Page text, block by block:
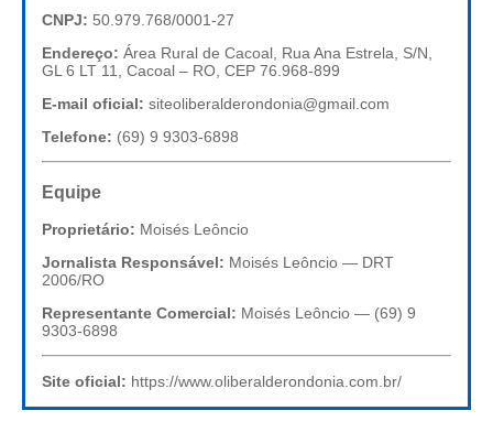
CNPJ: 50.979.768/0001-27
Endereço: Área Rural de Cacoal, Rua Ana Estrela, S/N,
GL 6 LT 11, Cacoal – RO, CEP 76.968-899
E-mail oficial: siteoliberalderondonia@gmail.com
Telefone: (69) 9 9303-6898
Equipe
Proprietário: Moisés Leôncio
Jornalista Responsável: Moisés Leôncio — DRT
2006/RO
Representante Comercial: Moisés Leôncio — (69) 9
9303-6898
Site oficial: https://www.oliberalderondonia.com.br/